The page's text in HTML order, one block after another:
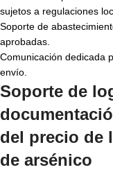
sujetos a regulaciones
Soporte de
aprobadas.
Comunicación dedicada
envío.
Soporte de
del precio de
de arsénico